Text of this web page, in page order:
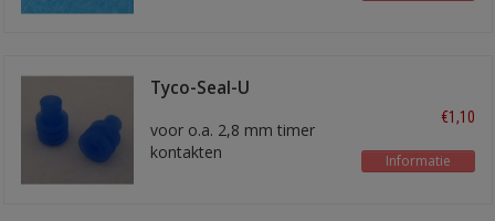
Tyco-Seal-U
voor o.a. 2,8 mm timer
kontakten
€1,10
Informatie